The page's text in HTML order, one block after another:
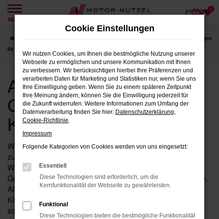
Zum
springen
MENÜ
0
Audi RS3 Gebrauchtwagen
für Bad Kissingen
Audi RS3
Gebrauchtwagen für Bad
Kissingen
Wenn Sie in der Nähe von Bad Kissingen nach einem
zuverlässigen Fahrzeug suchen, das Ihnen Qualität und
Wertigkeit bietet, dann ist ein RS3 von Audi als
Gebrauchtwagen bei Motor-Nützel die ideale Wahl für Sie.
Als Ihr erfahrenes Audi Autohaus in der Nähe von Bad
Kissingen seit über 90 Jahren, bieten wir Ihnen eine
sorgfältig ausgewählte Palette an RS3 Gebrauchtwagen,
Cookie Einstellungen
Wir nutzen Cookies, um Ihnen die bestmögliche Nutzung unserer
Webseite zu ermöglichen und unsere Kommunikation mit Ihnen
zu verbessern. Wir berücksichtigen hierbei Ihre Präferenzen und
verarbeiten Daten für Marketing und Statistiken nur, wenn Sie uns
Ihre Einwilligung geben. Wenn Sie zu einem späteren Zeitpunkt
Ihre Meinung ändern, können Sie die Einwilligung jederzeit für
die Zukunft widerrufen. Weitere Informationen zum Umfang der
Datenverarbeitung finden Sie hier: Datenschutzerklärung,
Cookie-Richtlinie.
Impressum
Folgende Kategorien von Cookies werden von uns eingesetzt:
Essentiell
Diese Technologien sind erforderlich, um die
Kernfunktionalität der Webseite zu gewährleisten.
Funktional
Diese Technologien bieten die bestmögliche Funktionalität